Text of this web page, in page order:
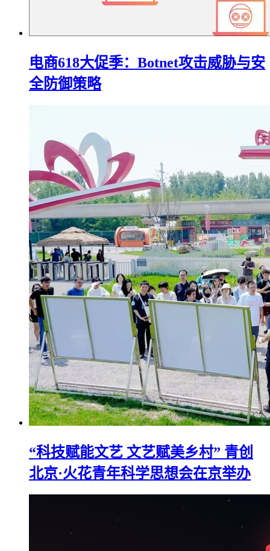
电商618大促季：Botnet攻击威胁与安
全防御策略
“科技赋能文艺 文艺赋美乡村” 青创
北京·火花青年科学思想会在京举办